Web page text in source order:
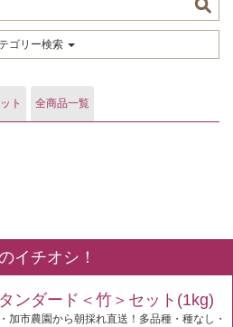
ゴリー検索
ト 全商品一覧
イチオシ！
ンダード＜竹＞セット(1kg)
加市農園から朝採れ直送！多品種・種なし・